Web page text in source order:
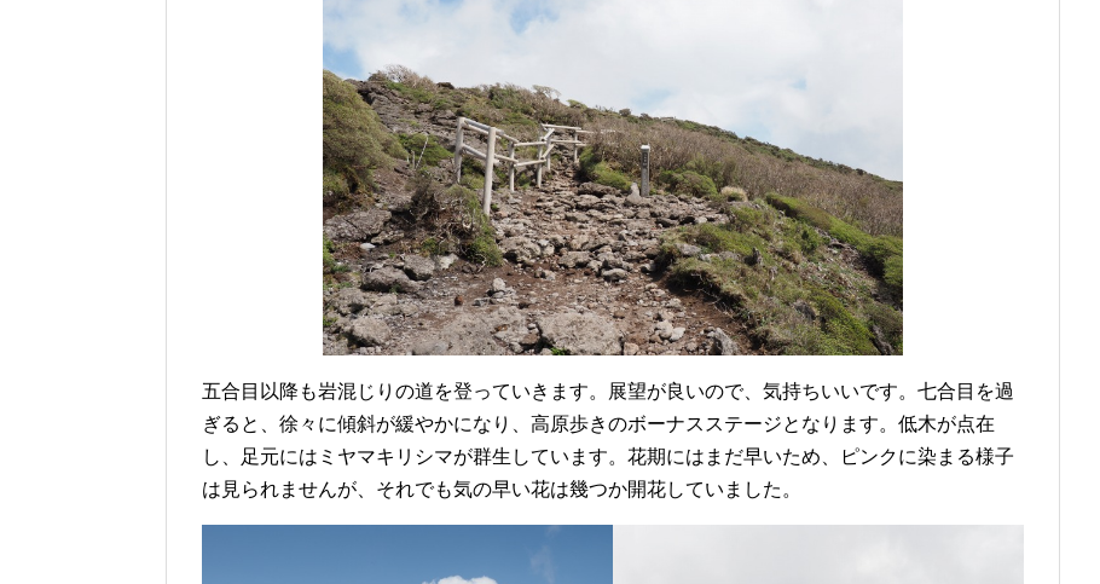
五合目以降も岩混じりの道を登っていきます。展望が良いので、気持ちいいです。七合目を過
ぎると、徐々に傾斜が緩やかになり、高原歩きのボーナスステージとなります。低木が点在
し、足元にはミヤマキリシマが群生しています。花期にはまだ早いため、ピンクに染まる様子
は見られませんが、それでも気の早い花は幾つか開花していました。